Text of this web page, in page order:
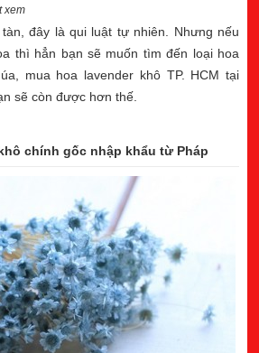
xem
đây là qui luật tự nhiên. Nhưng nếu
thì hẳn bạn sẽ muốn tìm đến loại hoa
mua hoa lavender khô TP. HCM tại
sẽ còn được hơn thế.
chính gốc nhập khẩu từ Pháp